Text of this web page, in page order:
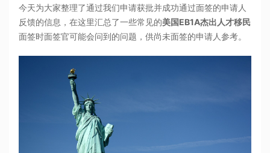
今天为大家整理了通过我们申请获批并成功通过面签的申请人
反馈的信息，在这里汇总了一些常见的美国EB1A杰出人才移民
面签时面签官可能会问到的问题，供尚未面签的申请人参考。